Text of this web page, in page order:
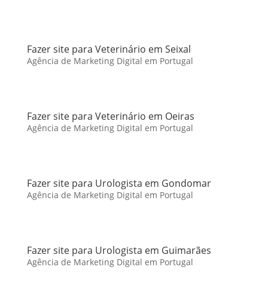
Fazer site para Veterinário em Seixal
Agência de Marketing Digital em Portugal
Fazer site para Veterinário em Oeiras
Agência de Marketing Digital em Portugal
Fazer site para Urologista em Gondomar
Agência de Marketing Digital em Portugal
Fazer site para Urologista em Guimarães
Agência de Marketing Digital em Portugal